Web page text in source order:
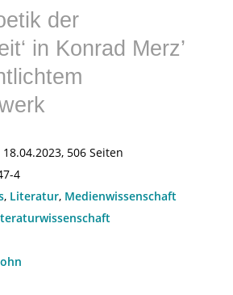
der
in Konrad Merz’
18.04.2023, 506 Seiten
4
, Literatur, Medienwissenschaft